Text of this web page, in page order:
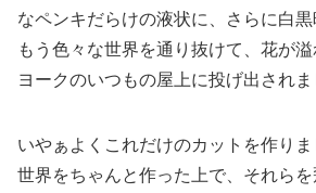
なペンキだらけの液状に、さらに白
もう色々な世界を通り抜けて、花が
ヨークのいつもの屋上に投げ出されま
いやぁよくこれだけのカットを作り
世界をちゃんと作った上で、それら